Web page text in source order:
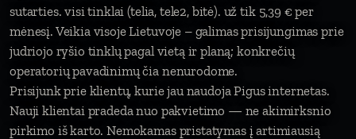
sutarties. visi tinklai (telia, tele2, bitė). už tik 5,39 € per
mėnesį. Veikia visoje Lietuvoje – galimas prisijungimas prie
judriojo ryšio tinklų pagal vietą ir planą; konkrečių
operatorių pavadinimų čia nenurodome.
Prisijunk prie klientų, kurie jau naudoja Pigus internetas.
Nauji klientai pradeda nuo pakvietimo — ne akimirksnio
pirkimo iš karto. Nemokamas pristatymas į artimiausią